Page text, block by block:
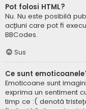
Pot folosi HTML?
Nu. Nu este posibilă
acțiuni care pot fi
BBCodes.
Sus
Ce sunt
Emoticoane sunt
exprima un sentiment
timp ce :( denotă